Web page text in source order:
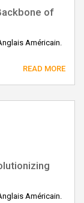
of
Américain.
READ MORE
Américain.